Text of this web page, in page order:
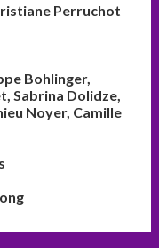
Perruchot
Bohlinger,
Sabrina Dolidze,
Noyer, Camille